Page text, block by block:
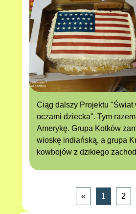
Ciąg dalszy Projektu "Świat
oczami dziecka". Tym
Amerykę. Grupa Kotków
wioskę indiańską, a grupa
kowbojów z dzikiego
« 1 2